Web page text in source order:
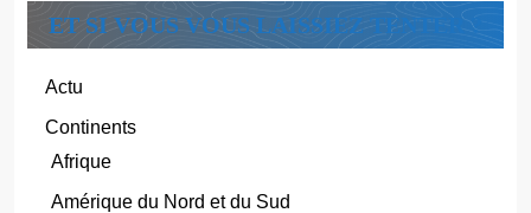
ET SI VOUS VOUS LAISSIEZ TENTER ?
Actu
Continents
Afrique
Amérique du Nord et du Sud